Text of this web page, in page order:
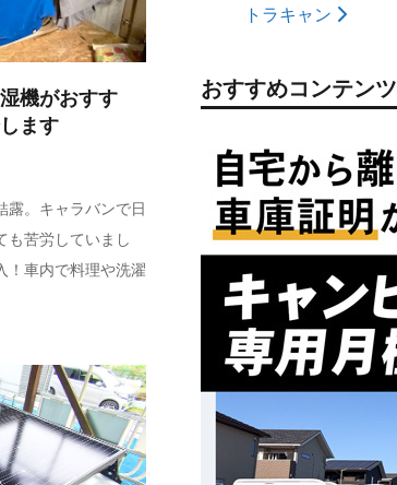
機がおすす
ます
露。キャラバンで日
も苦労していまし
！車内で料理や洗濯
トラキャン
おすすめコンテンツ